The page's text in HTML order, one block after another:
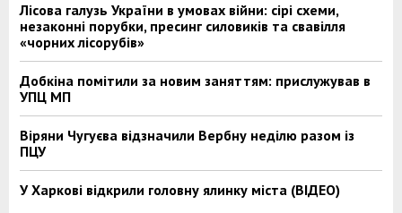
Лісова галузь України в умовах війни: сірі схеми,
незаконні порубки, пресинг силовиків та свавілля
«чорних лісорубів»
Добкіна помітили за новим заняттям: прислужував в
УПЦ МП
Віряни Чугуєва відзначили Вербну неділю разом із
ПЦУ
У Харкові відкрили головну ялинку міста (ВІДЕО)